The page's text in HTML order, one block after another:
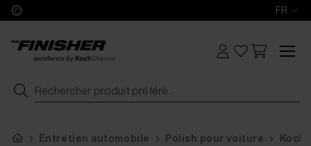
FR
Entretien automobile Polish pour voiture